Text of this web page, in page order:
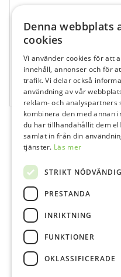
620975
Dentatus Reamers,
6 st
Denna webbplats
cookies
Vi använder cookies för att
innehåll, annonser och för
trafik. Vi delar också
användning av vår
reklam- och analyspartners
kombinera den med annan
du har tillhandahållit dem
samlat in från din
tjänster. Läs mer
STRIKT
PRESTANDA
INRIKTNING
FUNKTIONER
OKLASSIFICERADE